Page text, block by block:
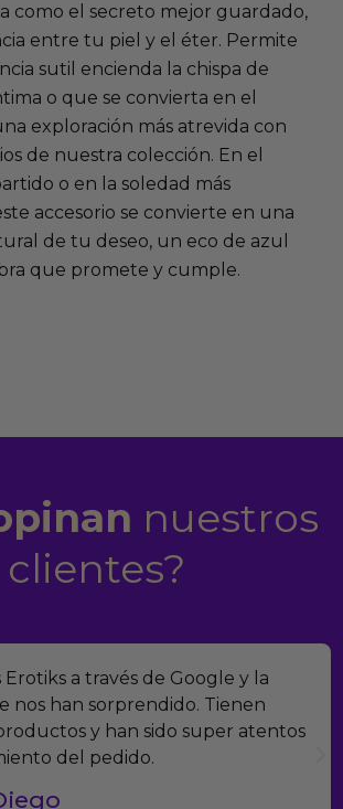
como el secreto mejor guardado,
entre tu piel y el éter. Permite
sutil encienda la chispa de
o que se convierta en el
exploración más atrevida con
de nuestra colección. En el
o en la soledad más
accesorio se convierte en una
de tu deseo, un eco de azul
que promete y cumple.
nuestros
clientes?
en tiendas eróticas online, y
de las que más me gustan. No he
ningún problema con los